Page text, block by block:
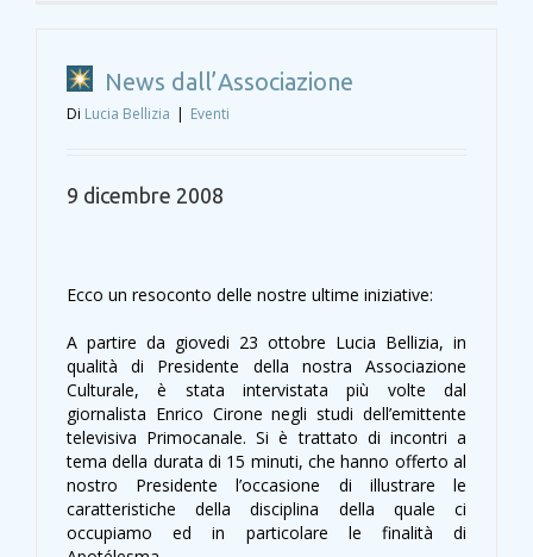
News dall’Associazione
Di Lucia Bellizia | Eventi
9 dicembre 2008
Ecco un resoconto delle nostre ultime iniziative:
A partire da giovedi 23 ottobre Lucia Bellizia, in
qualità di Presidente della nostra Associazione
Culturale, è stata intervistata più volte dal
giornalista Enrico Cirone negli studi dell’emittente
televisiva Primocanale. Si è trattato di incontri a
tema della durata di 15 minuti, che hanno offerto al
nostro Presidente l’occasione di illustrare le
caratteristiche della disciplina della quale ci
occupiamo ed in particolare le finalità di